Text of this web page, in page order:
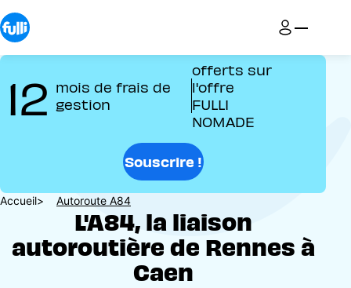
Aller
au
contenu
principal
12 mois de frais de
gestion
offerts sur
l'offre
FULLI
NOMADE
Souscrire !
Fil
Accueil Autoroute A84
L'A84, la liaison
autoroutière de Rennes à
Caen